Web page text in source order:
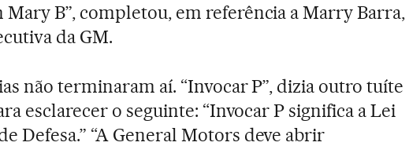
Mary B”, completou, em referência a Marry Barra,
da GM.
não terminaram aí. “Invocar P”, dizia outro tuíte
esclarecer o seguinte: “Invocar P significa a Lei
Defesa.” “A General Motors deve abrir